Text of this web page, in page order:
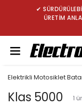
✔
ÜRETİM
Elektrikli Motosiklet
Klas 5000 1